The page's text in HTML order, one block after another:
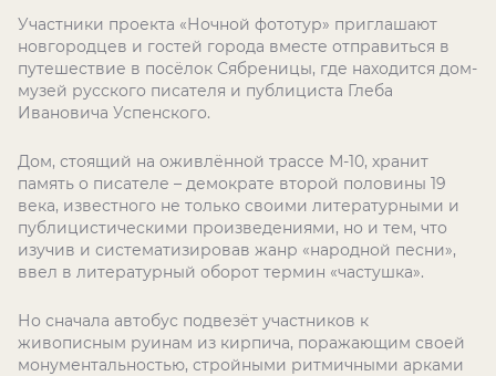
Участники проекта «Ночной фототур» приглашают
новгородцев и гостей города вместе отправиться в
путешествие в посёлок Сябреницы, где находится дом-
музей русского писателя и публициста Глеба
Ивановича Успенского.
Дом, стоящий на оживлённой трассе М-10, хранит
память о писателе – демократе второй половины 19
века, известного не только своими литературными и
публицистическими произведениями, но и тем, что
изучив и систематизировав жанр «народной песни»,
ввел в литературный оборот термин «частушка».
Но сначала автобус подвезёт участников к
живописным руинам из кирпича, поражающим своей
монументальностью, стройными ритмичными арками